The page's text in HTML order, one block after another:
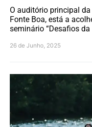
O auditório principal
Fonte Boa, está a
seminário “Desafios
26 de Junho, 2025